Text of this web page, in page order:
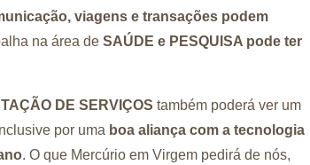
viagens e transações podem
na área de SAÚDE e PESQUISA pode ter
DE SERVIÇOS também poderá ver um
por uma boa aliança com a tecnologia
. O que Mercúrio em Virgem pedirá de nós,